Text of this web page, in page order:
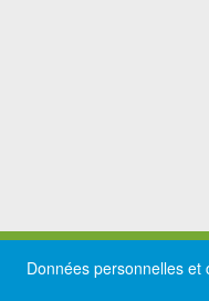
Données personnelles et